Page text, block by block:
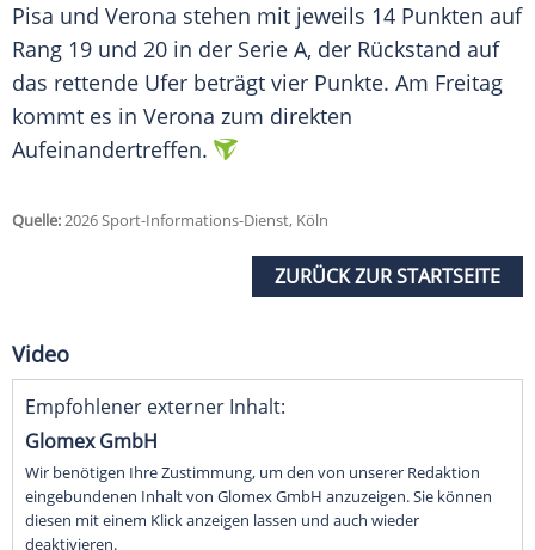
Pisa und Verona stehen mit jeweils 14 Punkten auf
Rang 19 und 20 in der Serie A, der Rückstand auf
das rettende Ufer beträgt vier Punkte. Am Freitag
kommt es in Verona zum direkten
Aufeinandertreffen.
Quelle:2026 Sport-Informations-Dienst, Köln
ZURÜCK ZUR STARTSEITE
Video
Empfohlener externer Inhalt:
Glomex GmbH
Wir benötigen Ihre Zustimmung, um den von unserer Redaktion
eingebundenen Inhalt von Glomex GmbH anzuzeigen. Sie können
diesen mit einem Klick anzeigen lassen und auch wieder
deaktivieren.